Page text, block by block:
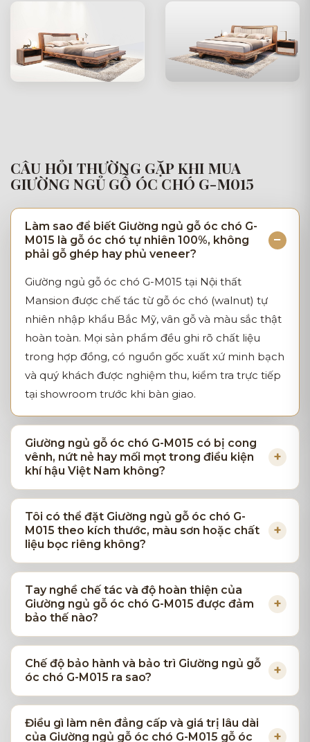
CÂU HỎI THƯỜNG GẶP KHI MUA
GIƯỜNG NGỦ GỖ ÓC CHÓ G-M015
Làm sao để biết Giường ngủ gỗ óc chó G-
M015 là gỗ óc chó tự nhiên 100%, không
phải gỗ ghép hay phủ veneer?
Giường ngủ gỗ óc chó G-M015 tại Nội thất
Mansion được chế tác từ gỗ óc chó (walnut) tự
nhiên nhập khẩu Bắc Mỹ, vân gỗ và màu sắc thật
hoàn toàn. Mọi sản phẩm đều ghi rõ chất liệu
trong hợp đồng, có nguồn gốc xuất xứ minh bạch
và quý khách được nghiệm thu, kiểm tra trực tiếp
tại showroom trước khi bàn giao.
Giường ngủ gỗ óc chó G-M015 có bị cong
vênh, nứt nẻ hay mối mọt trong điều kiện
khí hậu Việt Nam không?
Tôi có thể đặt Giường ngủ gỗ óc chó G-
M015 theo kích thước, màu sơn hoặc chất
liệu bọc riêng không?
Tay nghề chế tác và độ hoàn thiện của
Giường ngủ gỗ óc chó G-M015 được đảm
bảo thế nào?
Chế độ bảo hành và bảo trì Giường ngủ gỗ
óc chó G-M015 ra sao?
Điều gì làm nên đẳng cấp và giá trị lâu dài
của Giường ngủ gỗ óc chó G-M015 gỗ óc